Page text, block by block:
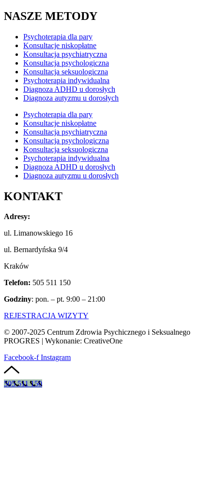
NASZE METODY
Psychoterapia dla pary
Konsultacje niskopłatne
Konsultacja psychiatryczna
Konsultacja psychologiczna
Konsultacja seksuologiczna
Psychoterapia indywidualna
Diagnoza ADHD u dorosłych
Diagnoza autyzmu u dorosłych
Psychoterapia dla pary
Konsultacje niskopłatne
Konsultacja psychiatryczna
Konsultacja psychologiczna
Konsultacja seksuologiczna
Psychoterapia indywidualna
Diagnoza ADHD u dorosłych
Diagnoza autyzmu u dorosłych
KONTAKT
Adresy:
ul. Limanowskiego 16
ul. Bernardyńska 9/4
Kraków
Telefon: 505 511 150
Godziny: pon. – pt. 9:00 – 21:00
REJESTRACJA WIZYTY
© 2007-2025 Centrum Zdrowia Psychicznego i Seksualnego
PROGRES | Wykonanie: CreativeOne
Facebook-f Instagram
505 511 150